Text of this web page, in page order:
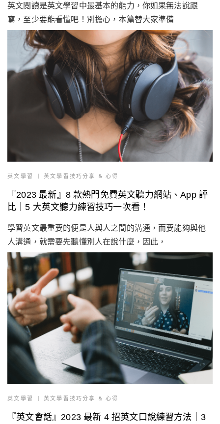
英文閱讀是英文學習中最基本的能力，你如果無法說跟
寫，至少要能看懂吧！別擔心，本篇替大家準備
英文學習 英文學習技巧分享 & 心得
『2023 最新』8 款熱門免費英文聽力網站、App 評
比｜5 大英文聽力練習技巧一次看！
學習英文最重要的便是人與人之間的溝通，而要能夠與他
人溝通，就需要先聽懂別人在說什麼，因此，
英文學習 英文學習技巧分享 & 心得
『英文會話』2023 最新 4 招英文口說練習方法｜3